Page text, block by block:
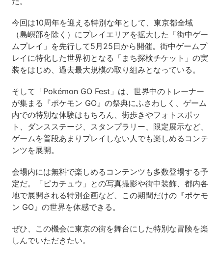
今回は10周年を迎える特別な年として、東京都全域
（島嶼部を除く）にプレイエリアを拡大した「街中ゲー
ムプレイ」を先行して5月25日から開催。街中ゲームプ
レイに特化した世界初となる「まち探検チケット」の実
装をはじめ、過去最大規模の取り組みとなっている。
そして「Pokémon GO Fest」は、世界中のトレーナー
が集まる『ポケモン GO』の祭典にふさわしく、ゲーム
内での特別な体験はもちろん、街歩きやフォトスポッ
ト、ダンスステージ、スタンプラリー、限定展示など、
ゲームを普段あまりプレイしない人でも楽しめるコンテ
ンツを展開。
会場内には無料で楽しめるコンテンツも多数登場する予
定だ。「ピカチュウ」との写真撮影や街中装飾、都内各
地で展開される特別企画など、この期間だけの『ポケモ
ン GO』の世界を体感できる。
ぜひ、この機会に東京の街を舞台にした特別な冒険を楽
しんでいただきたい。